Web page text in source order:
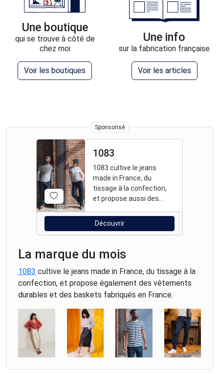
Une boutique
qui se trouve à côté de
chez moi
Voir les boutiques
Une info
sur la fabrication française
Voir les articles
Sponsorisé
1083
1083 cultive le jeans
made in France, du
tissage à la confection,
et propose aussi des
fabriqués en France.
Découvrir
La marque du mois
1083 cultive le jeans made in France, du tissage à la
confection, et propose également des vêtements
durables et des baskets fabriqués en France.